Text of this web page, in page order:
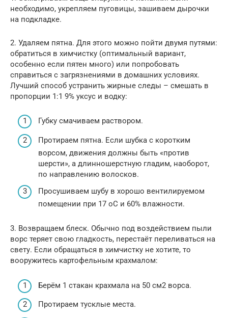
необходимо, укрепляем пуговицы, зашиваем дырочки
на подкладке.
2. Удаляем пятна. Для этого можно пойти двумя путями:
обратиться в химчистку (оптимальный вариант,
особенно если пятен много) или попробовать
справиться с загрязнениями в домашних условиях.
Лучший способ устранить жирные следы – смешать в
пропорции 1:1 9% уксус и водку:
Губку смачиваем раствором.
Протираем пятна. Если шубка с коротким
ворсом, движения должны быть «против
шерсти», а длинношерстную гладим, наоборот,
по направлению волосков.
Просушиваем шубу в хорошо вентилируемом
помещении при 17 оС и 60% влажности.
3. Возвращаем блеск. Обычно под воздействием пыли
ворс теряет свою гладкость, перестаёт переливаться на
свету. Если обращаться в химчистку не хотите, то
вооружитесь картофельным крахмалом:
Берём 1 стакан крахмала на 50 см2 ворса.
Протираем тусклые места.